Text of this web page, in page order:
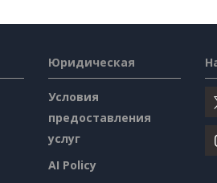
Юридическая
Условия
предоставления
услуг
AI Policy